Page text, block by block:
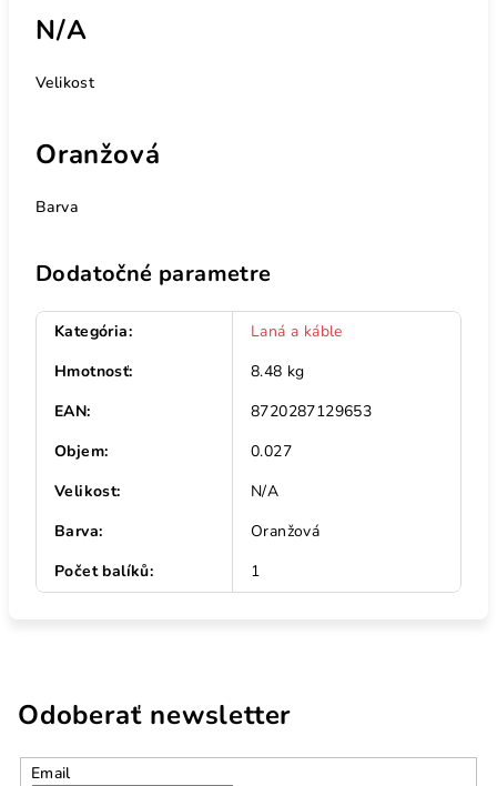
N/A
Velikost
Oranžová
Barva
Dodatočné parametre
Kategória:
Laná a káble
Hmotnosť:
8.48 kg
EAN:
8720287129653
Objem:
0.027
Velikost:
N/A
Barva:
Oranžová
Počet balíků: 1
Odoberať newsletter
Email